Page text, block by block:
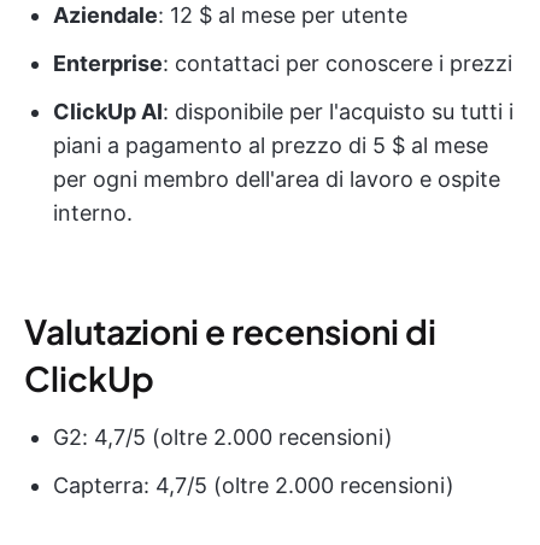
Aziendale: 12 $ al mese per utente
Enterprise: contattaci per conoscere i prezzi
ClickUp AI: disponibile per l'acquisto su tutti i
piani a pagamento al prezzo di 5 $ al mese
per ogni membro dell'area di lavoro e ospite
interno.
Valutazioni e recensioni di
ClickUp
G2: 4,7/5 (oltre 2.000 recensioni)
Capterra: 4,7/5 (oltre 2.000 recensioni)